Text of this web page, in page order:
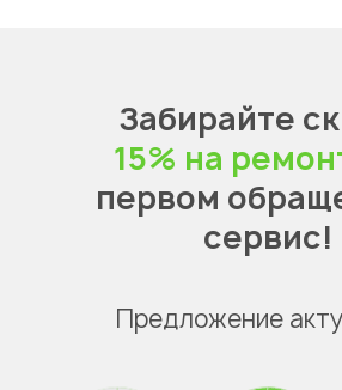
Забирайте
15% на
первом
сервис!
Предложение